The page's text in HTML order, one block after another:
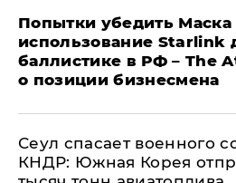
Попытки убедить Маска
использование Starlink
баллистике в РФ – The
о позиции бизнесмена
​Сеул спасает военного
КНДР: Южная Корея